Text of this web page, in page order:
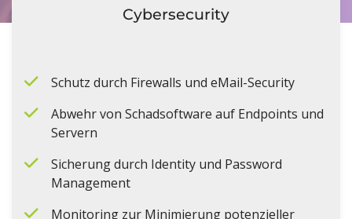
Cybersecurity
Schutz durch Firewalls und eMail-Security
Abwehr von Schadsoftware auf Endpoints und
Servern
Sicherung durch Identity und Password
Management
Monitoring zur Minimierung potenzieller